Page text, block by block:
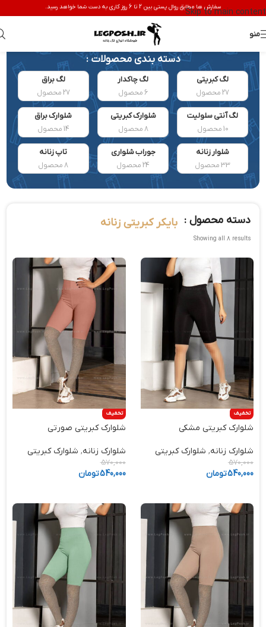
Skip to main contentسفارش ها مطابق روال پستی بین 2 تا 6 روز کاری به دست شما خواهد رسید.
منو
دسته بندی محصولات :
لگ کبریتی
27 محصول
لگ چاکدار
6 محصول
لگ براق
27 محصول
لگ آنتی سلولیت
10 محصول
شلوارک کبریتی
8 محصول
شلوارک براق
14 محصول
شلوار زنانه
33 محصول
جوراب شلواری
24 محصول
تاپ زنانه
8 محصول
دسته محصول : بایکر کبریتی زنانه
Showing all 8 results
تخفیف
شلوارک کبریتی مشکی
شلوارک زنانه, شلوارک کبریتی
570,000
540,000تومان
تخفیف
شلوارک کبریتی صورتی
شلوارک زنانه, شلوارک کبریتی
570,000
540,000تومان